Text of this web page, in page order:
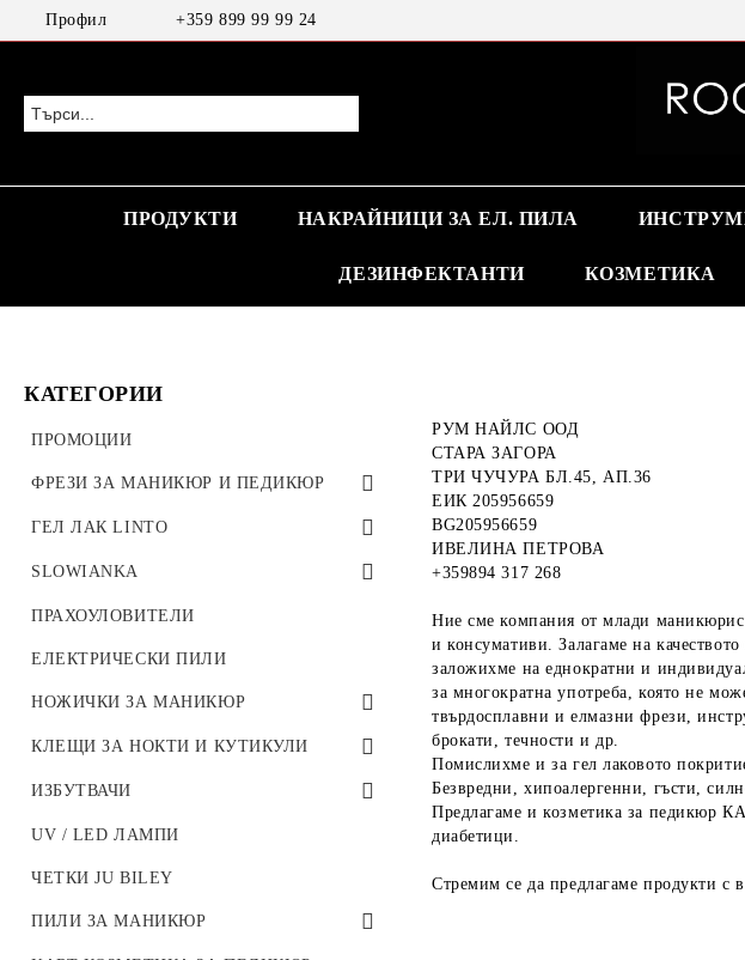
Профил +359 899 99 99 24
ПРОДУКТИ НАКРАЙНИЦИ ЗА ЕЛ. ПИЛА
ДЕЗИНФЕКТАНТИ КОЗМЕТИКА
КАТЕГОРИИ
ПРОМОЦИИ
ФРЕЗИ ЗА МАНИКЮР И ПЕДИКЮР
ТВЪРДОСПЛАВНИ ФРЕЗИ
ЕЛМАЗНИ ФРЕЗИ
СИЛИКОНОВ НАКРАЙНИК
НОСАЧ И ШЛАЙФ ШАПКИ ЗА
ГЕЛ ЛАК LINTO
ГЕЛ ЛАК ЛИНТО
БАЗА ЛИНТО
ГЕЛ LINTO
ТОП ЛИНТО
FRENCH COLLECTION ЛИНТО
WHITE COLLECTION ЛИНТО
LIMITED COLLECTION LINTO
КРЕМ ЛИНТО
ПРАЙМЕР И ДЕХИДРАТОР LINTO
SLOWIANKA
SLOWIANKA BASE
SLOWIANKA TOP COAT
SLOWIANKA GEL POLISH
SLOWIANKA OMBRE И СПРЕЙ
SLOWIANKA BOND AND PRIMER
SLOWIANKA CLEANER
SLOWIANKA SPIDER GEL
SLOWIANKA PIGMENTS
ПРАХОУЛОВИТЕЛИ
ЕЛЕКТРИЧЕСКИ ПИЛИ
НОЖИЧКИ ЗА МАНИКЮР
НОЖИЧКИ ЗА МАНИКЮР
КЛЕЩИ ЗА НОКТИ И КУТИКУЛИ
КЛЕЩИ ЗА КУТИКУЛИ
КЛЕЩИ ЗА НОКТИ
ИЗБУТВАЧИ
ИЗБУТВАЧИ
UV / LED ЛАМПИ
ЧЕТКИ JU BILEY
ПИЛИ ЗА МАНИКЮР
РУМ НАЙЛС ООД
СТАРА ЗАГОРА
ТРИ ЧУЧУРА БЛ.45, АП.36
ЕИК 205956659
BG205956659
ИВЕЛИНА ПЕТРОВА
+359894 317 268
Ние сме компания от млади
и консумативи. Залагаме на
заложихме на еднократни и
за многократна употреба, която не
твърдосплавни и елмазни фрези,
брокати, течности и др.
Помислихме и за гел лаковото
Безвредни, хипоалергенни, гъсти,
Предлагаме и козметика за педикюр
диабетици.
Стремим се да предлагаме продукти с